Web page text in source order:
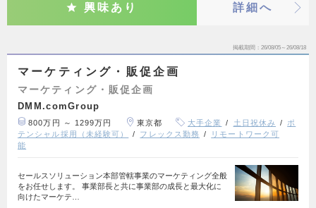
興味あり 詳細へ
掲載期間 26/08/05～26/08/18
マーケティング・販促企画
マーケティング・販促企画
DMM.comGroup
800万円 ～ 1299万円 東京都 大手企業 土日祝休み
ポ
テンシャル採用（未経験可）
フレックス勤務
リモートワーク可
能
セールスソリューション本部管轄事業のマーケティング全般
をお任せします。 事業部長と共に事業部の成長と最大化に
向けたマーケテ…